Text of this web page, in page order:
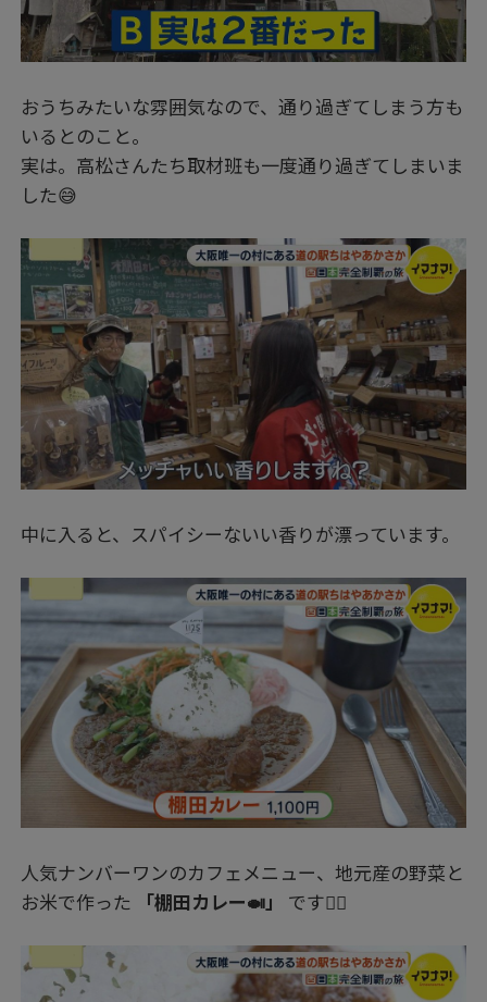
おうちみたいな雰囲気なので、通り過ぎてしまう方も
いるとのこと。
実は。高松さんたち取材班も一度通り過ぎてしまいま
した😅
中に入ると、スパイシーないい香りが漂っています。
人気ナンバーワンのカフェメニュー、地元産の野菜と
お米で作った
「棚田カレー🍛」 です👍🏻